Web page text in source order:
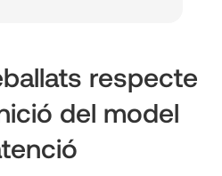
respecte
del model